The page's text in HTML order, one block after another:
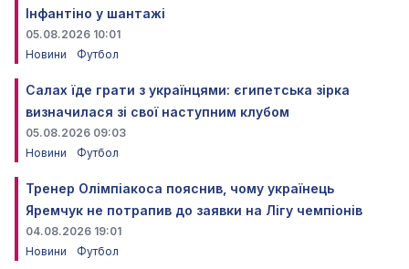
Інфантіно у шантажі
05.08.2026 10:01
Новини
Футбол
Салах їде грати з українцями: єгипетська зірка
визначилася зі свої наступним клубом
05.08.2026 09:03
Новини
Футбол
Тренер Олімпіакоса пояснив, чому українець
Яремчук не потрапив до заявки на Лігу чемпіонів
04.08.2026 19:01
Новини
Футбол